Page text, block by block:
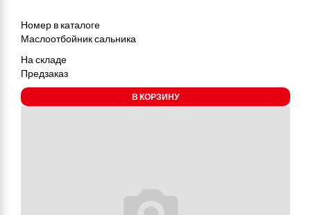
Номер в каталоге
Маслоотбойник сальника
На складе
Предзаказ
В КОРЗИНУ